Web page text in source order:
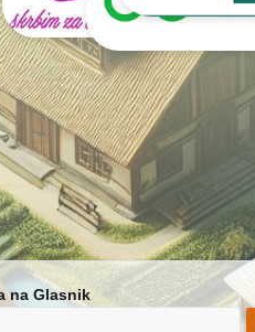
na Glasnik